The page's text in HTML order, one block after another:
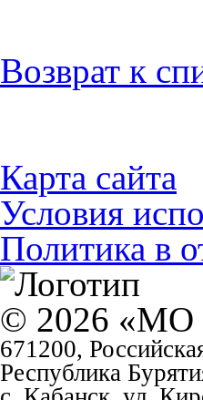
Возврат к
Карта сайта
Условия
Политика в
© 2026 «МО
671200,
Республика